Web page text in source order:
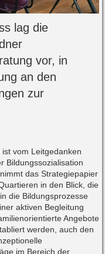
lag die
vor, in
an den
zur
vom Leitgedanken
Bildungssozialisation
das Strategiepapier
in den Blick, die
die Bildungsprozesse
aktiven Begleitung
Angebote
werden, auch den
im Bereich der